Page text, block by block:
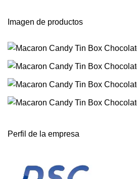
Imagen de productos
Perfil de la empresa